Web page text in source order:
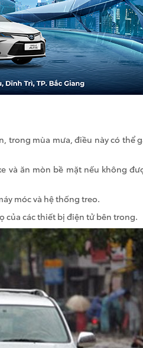
trong mùa mưa, điều này có thể
và ăn mòn bề mặt nếu không
móc và hệ thống treo.
của các thiết bị điện tử bên trong.